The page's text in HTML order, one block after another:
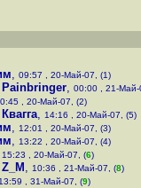
, 09:57 , 20-Май-07, (1)
Painbringer, 00:00 , 21-Май-
, 20-Май-07, (2)
Квагга, 14:16 , 20-Май-07, (5)
, 12:01 , 20-Май-07, (3)
, 13:22 , 20-Май-07, (4)
15:23 , 20-Май-07, (6)
Z_M , 10:36 , 21-Май-07, (8)
13:59 , 31-Май-07, (9)